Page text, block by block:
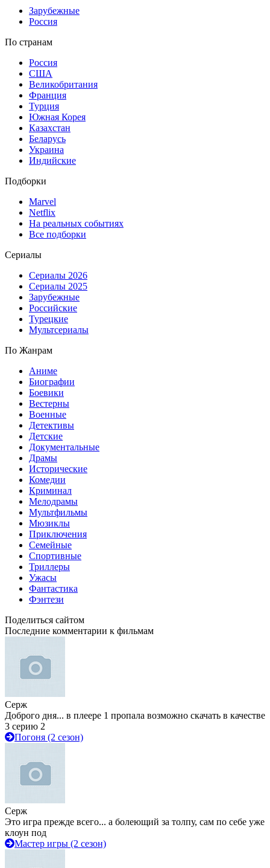
Зарубежные
Россия
По странам
Россия
США
Великобритания
Франция
Турция
Южная Корея
Казахстан
Беларусь
Украина
Индийские
Подборки
Marvel
Netflix
На реальных событиях
Все подборки
Сериалы
Сериалы 2026
Сериалы 2025
Зарубежные
Российские
Турецкие
Мультсериалы
По Жанрам
Аниме
Биографии
Боевики
Вестерны
Военные
Детективы
Детские
Документальные
Драмы
Исторические
Комедии
Криминал
Мелодрамы
Мультфильмы
Мюзиклы
Приключения
Семейные
Спортивные
Триллеры
Ужасы
Фантастика
Фэнтези
Поделиться сайтом
Последние комментарии к фильмам
Серж
Доброго дня... в плеере 1 пропала возможно скачать в качестве
3 серию 2
Погоня (2 сезон)
Серж
Это игра прежде всего... а болеющий за толпу, сам по себе уже
клоун под
Мастер игры (2 сезон)